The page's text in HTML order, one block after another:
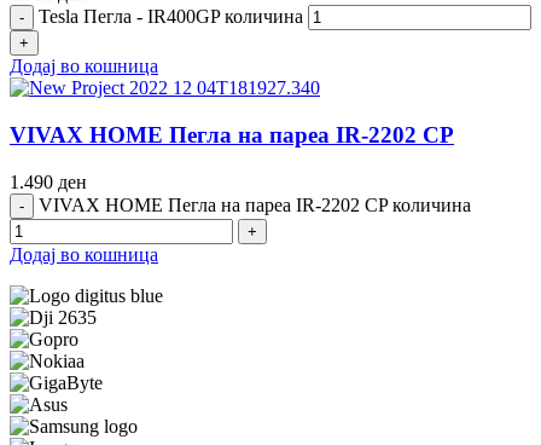
Tesla Пегла - IR400GP количина
Додај во кошница
VIVAX HOME Пегла на пареа IR-2202 CP
1.490 ден
VIVAX HOME Пегла на пареа IR-2202 CP количина
Додај во кошница